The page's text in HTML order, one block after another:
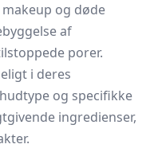
og døde
af
porer.
i deres
og specifikke
ingredienser,